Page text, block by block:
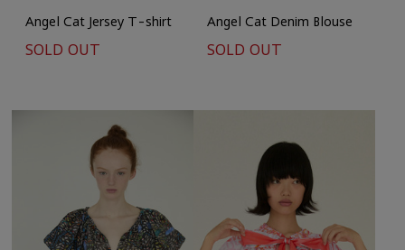
Angel Cat Jersey T-shirt
SOLD OUT
Angel Cat Denim Blouse
SOLD OUT